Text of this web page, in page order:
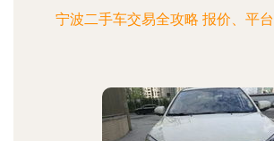
宁波二手车交易全攻略 报价、平